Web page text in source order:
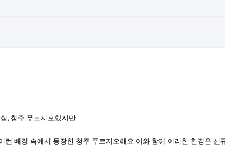
, 청주 푸르지오했지만
배경 속에서 등장한 청주 푸르지오해요 이와 함께 이러한 환경은 신